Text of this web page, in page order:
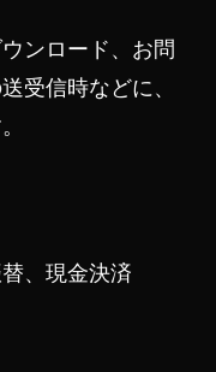
ンロード、お問
受信時などに、
、現金決済